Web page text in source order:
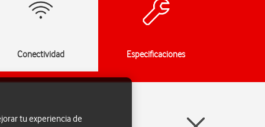
Conectividad Especificaciones
tu experiencia de